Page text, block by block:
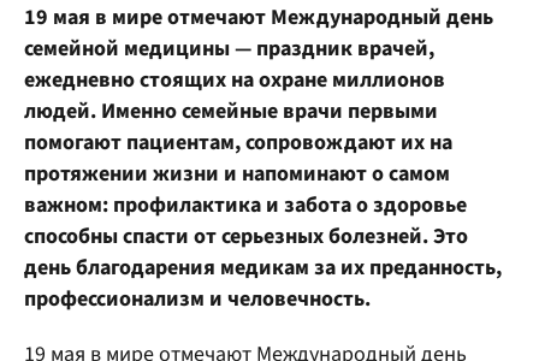
19 мая в мире отмечают Международный день
семейной медицины — праздник врачей,
ежедневно стоящих на охране миллионов
людей. Именно семейные врачи первыми
помогают пациентам, сопровождают их на
протяжении жизни и напоминают о самом
важном: профилактика и забота о здоровье
способны спасти от серьезных болезней. Это
день благодарения медикам за их преданность,
профессионализм и человечность.
19 мая в мире отмечают Международный день